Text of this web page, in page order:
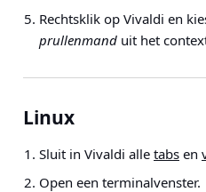
Rechtsklik op Vivaldi en
prullenmand uit het
Linux
Sluit in Vivaldi alle tabs en
Open een terminalvenster.